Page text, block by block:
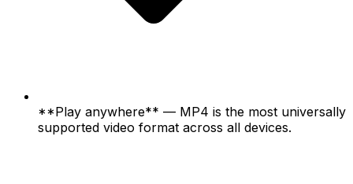
**Play anywhere** — MP4 is the most universally
supported video format across all devices.